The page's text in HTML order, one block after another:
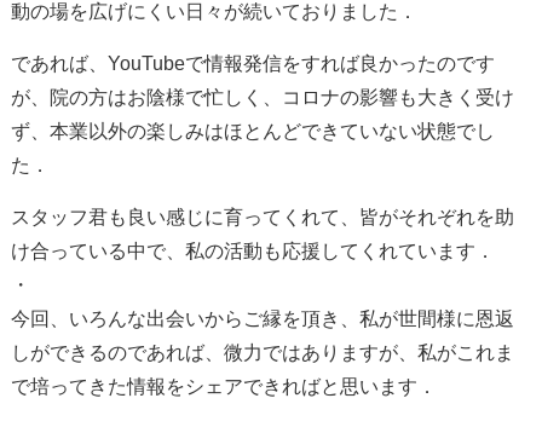
動の場を広げにくい日々が続いておりました．
であれば、YouTubeで情報発信をすれば良かったのです
が、院の方はお陰様で忙しく、コロナの影響も大きく受け
ず、本業以外の楽しみはほとんどできていない状態でし
た．
スタッフ君も良い感じに育ってくれて、皆がそれぞれを助
け合っている中で、私の活動も応援してくれています．
・
今回、いろんな出会いからご縁を頂き、私が世間様に恩返
しができるのであれば、微力ではありますが、私がこれま
で培ってきた情報をシェアできればと思います．